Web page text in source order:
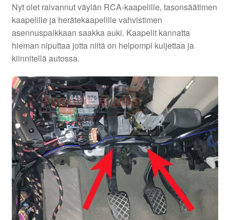
Nyt olet raivannut väylän RCA-kaapelille, tasonsäätimen
kaapelille ja herätekaapelille vahvistimen
asennuspaikkaan saakka auki. Kaapelit kannatta
hieman niputtaa jotta niitä on helpompi kuljettaa ja
kiinnitellä autossa.